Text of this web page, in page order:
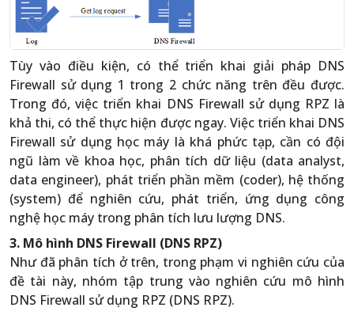
Tùy vào điều kiện, có thể triển khai giải pháp DNS
Firewall sử dụng 1 trong 2 chức năng trên đều được.
Trong đó, việc triển khai DNS Firewall sử dụng RPZ là
khả thi, có thể thực hiện được ngay. Việc triển khai DNS
Firewall sử dụng học máy là khá phức tạp, cần có đội
ngũ làm về khoa học, phân tích dữ liệu (data analyst,
data engineer), phát triển phần mềm (coder), hệ thống
(system) để nghiên cứu, phát triển, ứng dụng công
nghệ học máy trong phân tích lưu lượng DNS.
3. Mô hình DNS Firewall (DNS RPZ)
Như đã phân tích ở trên, trong phạm vi nghiên cứu của
đề tài này, nhóm tập trung vào nghiên cứu mô hình
DNS Firewall sử dụng RPZ (DNS RPZ).